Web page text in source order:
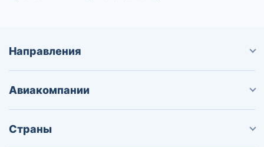
Направления
Авиакомпании
Страны